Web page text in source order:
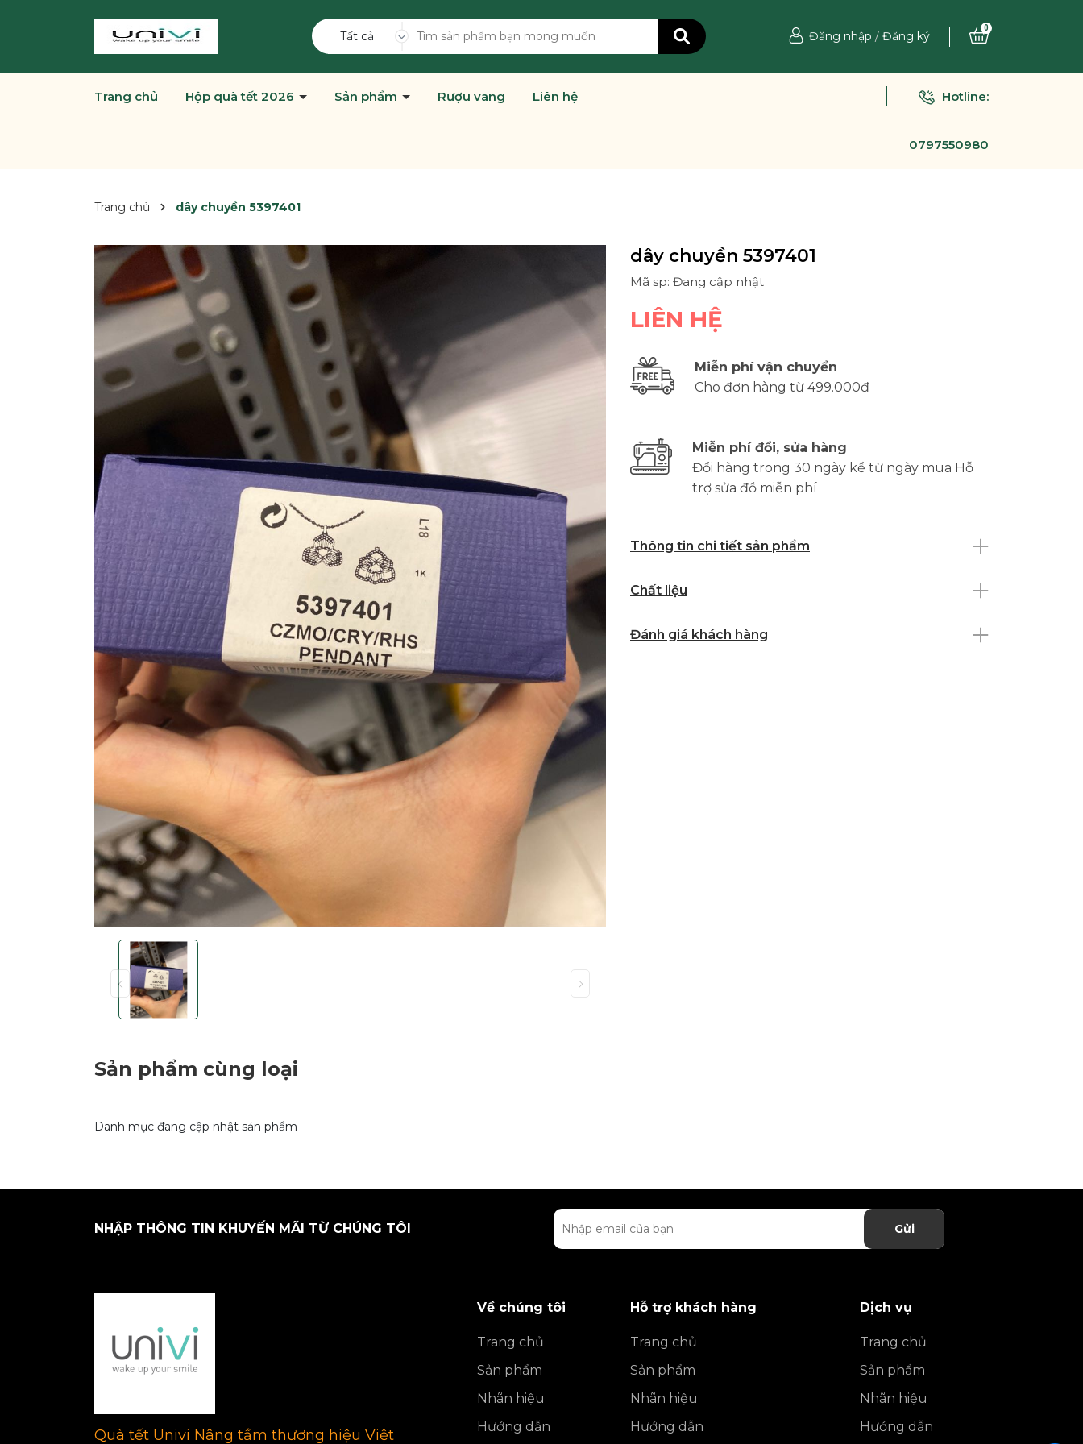
Tất cả Đăng nhập / Đăng ký
0
Trang chủ Hộp quà tết 2026 Sản phẩm Rượu vang Liên hệ Hotline:
0797550980
Trang chủ dây chuyền 5397401
dây chuyền 5397401
Mã sp: Đang cập nhật
LIÊN HỆ
Miễn phí vận chuyển
Cho đơn hàng từ 499.000đ
Miễn phí đổi, sửa hàng
Đổi hàng trong 30 ngày kể từ ngày mua Hỗ
trợ sửa đồ miễn phí
Thông tin chi tiết sản phẩm
Chất liệu
Đánh giá khách hàng
Sản phẩm cùng loại
Danh mục đang cập nhật sản phẩm
NHẬP THÔNG TIN KHUYẾN MÃI TỪ CHÚNG TÔI Gửi
Quà tết Univi Nâng tầm thương hiệu Việt
Về chúng tôi
Trang chủ
Sản phẩm
Nhãn hiệu
Hướng dẫn
Hỗ trợ khách hàng
Trang chủ
Sản phẩm
Nhãn hiệu
Hướng dẫn
Dịch vụ
Trang chủ
Sản phẩm
Nhãn hiệu
Hướng dẫn